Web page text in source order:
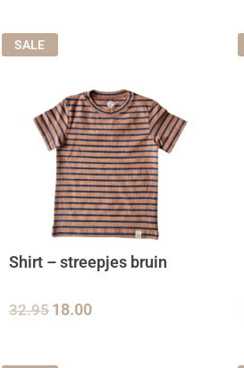
SALE
Shirt – streepjes bruin
32.95 18.00